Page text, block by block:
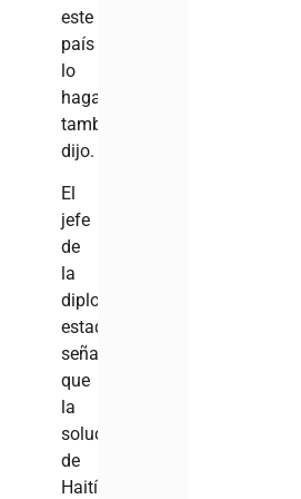
este
país
lo
haga
también”,
dijo.
El
jefe
de
la
diplomacia
estadounidense
señaló
que
la
solución
de
Haití